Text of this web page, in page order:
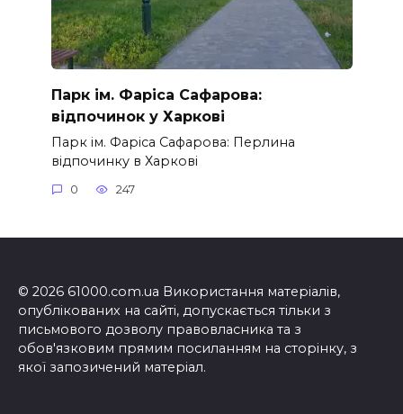
Парк ім. Фаріса Сафарова:
відпочинок у Харкові
Парк ім. Фаріса Сафарова: Перлина
відпочинку в Харкові
0 247
© 2026 61000.com.ua Використання матеріалів,
опублікованих на сайті, допускається тільки з
письмового дозволу правовласника та з
обов'язковим прямим посиланням на сторінку, з
якої запозичений матеріал.